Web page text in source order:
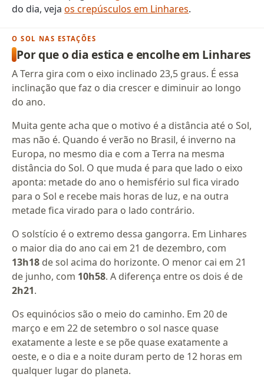
do dia, vejaos crepúsculos em Linhares.
O SOL NAS ESTAÇÕES
Por que o dia estica e encolhe em Linhares
A Terra gira com o eixo inclinado 23,5 graus. É essa
inclinação que faz o dia crescer e diminuir ao longo
do ano.
Muita gente acha que o motivo é a distância até o Sol,
mas não é. Quando é verão no Brasil, é inverno na
Europa, no mesmo dia e com a Terra na mesma
distância do Sol. O que muda é para que lado o eixo
aponta: metade do ano o hemisfério sul fica virado
para o Sol e recebe mais horas de luz, e na outra
metade fica virado para o lado contrário.
O solstício é o extremo dessa gangorra. Em Linhares
o maior dia do ano cai em 21 de dezembro, com
13h18 de sol acima do horizonte. O menor cai em 21
de junho, com 10h58. A diferença entre os dois é de
2h21.
Os equinócios são o meio do caminho. Em 20 de
março e em 22 de setembro o sol nasce quase
exatamente a leste e se põe quase exatamente a
oeste, e o dia e a noite duram perto de 12 horas em
qualquer lugar do planeta.